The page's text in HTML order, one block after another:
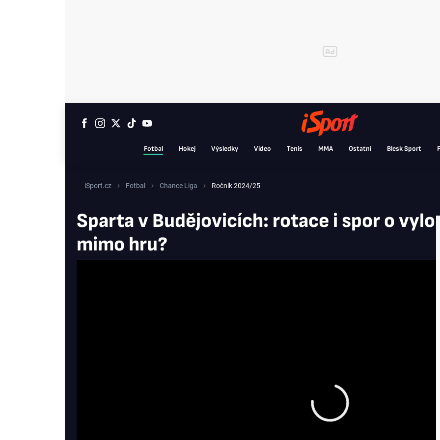
Fotbal Hokej Výsledky Video Tenis MMA Ostatní Blesk Sport
iSport.cz Fotbal Chance Liga Ročník 2024/25
Sparta v Budějovicích: rotace i spor o
mimo hru?